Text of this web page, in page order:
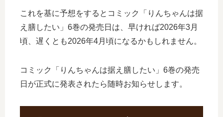
これを基に予想をするとコミック「りんちゃんは据
え膳したい」6巻の発売日は、早ければ2026年3月
頃、遅くとも2026年4月頃になるかもしれません。
コミック「りんちゃんは据え膳したい」6巻の発売
日が正式に発表されたら随時お知らせします。